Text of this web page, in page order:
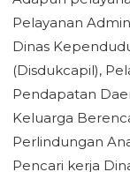
Pelayanan
Dinas
(Disdukcapil),
Pendapatan
Keluarga
Perlindungan
Pencari kerja